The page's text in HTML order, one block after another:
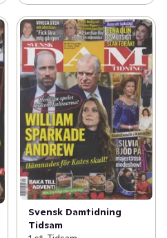
Svensk Damtidning
Tidsam